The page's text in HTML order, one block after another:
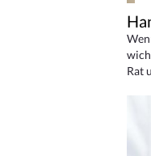
Rat